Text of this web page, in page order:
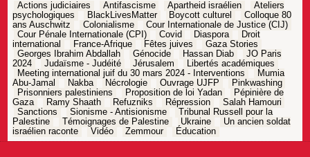
Actions judiciaires Antifascisme Apartheid israélien
Ateliers
psychologiques
BlackLivesMatter Boycott culturel
Colloque 80
ans Auschwitz
Colonialisme
Cour Internationale de Justice (CIJ)
Cour Pénale Internationale (CPI)
Covid Diaspora
Droit
international
France-Afrique Fêtes juives
Gaza Stories
Georges Ibrahim Abdallah
Génocide Hassan Diab
JO Paris
2024
Judaïsme - Judéité Jérusalem
Libertés académiques
Meeting international juif du 30 mars 2024 - Interventions
Mumia
Abu-Jamal
Nakba Nécrologie Ouvrage UJFP
Pinkwashing
Prisonniers palestiniens
Proposition de loi Yadan
Pépinière de
Gaza
Ramy Shaath Refuzniks Répression
Salah Hamouri
Sanctions
Sionisme - Antisionisme
Tribunal Russell pour la
Palestine
Témoignages de Palestine Ukraine
Un ancien soldat
israélien raconte
Vidéo Zemmour Éducation
Navigation